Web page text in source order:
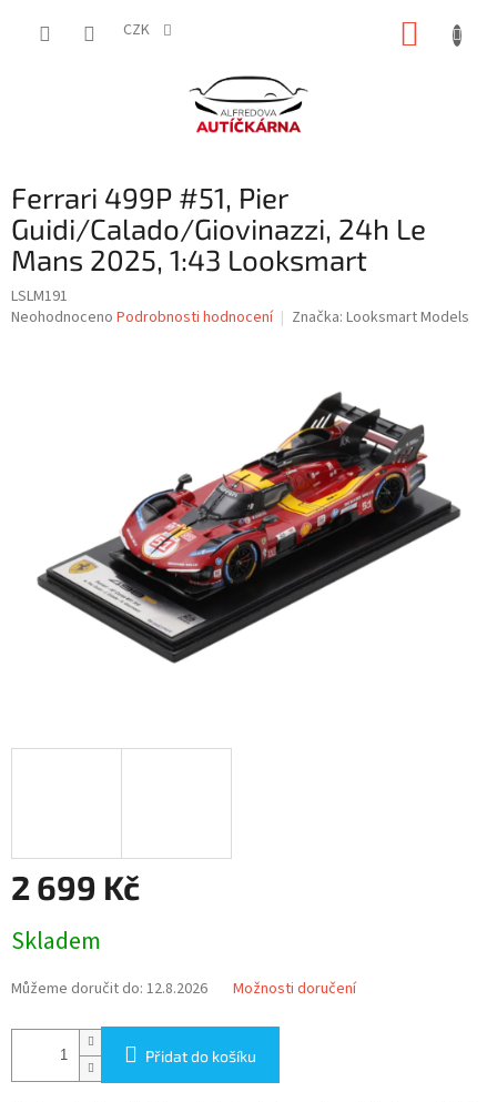
CZK
Ferrari 499P #51, Pier
Guidi/Calado/Giovinazzi, 24h Le
Mans 2025, 1:43 Looksmart
LSLM191
Průměrné
Neohodnoceno Podrobnosti hodnocení Značka: Looksmart Models
2 699 Kč
cena:
Skladem
Můžeme doručit do: 12.8.2026 Možnosti doručení
Přidat do košíku